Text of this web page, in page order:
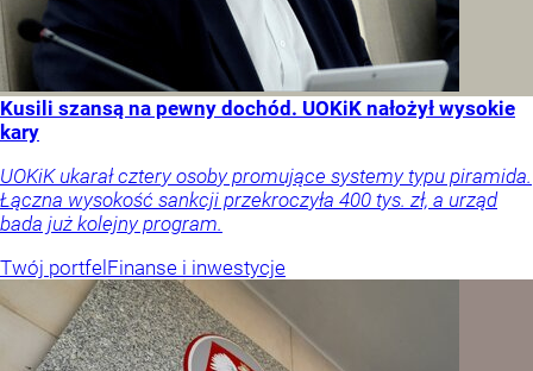
Kusili szansą na pewny dochód. UOKiK nałożył wysokie
kary
UOKiK ukarał cztery osoby promujące systemy typu piramida.
Łączna wysokość sankcji przekroczyła 400 tys. zł, a urząd
bada już kolejny program.
Twój portfel Finanse i inwestycje